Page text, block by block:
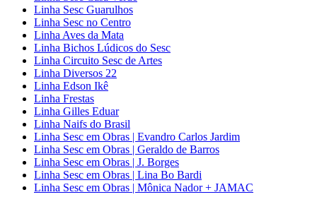
Linha Sesc Guarulhos
Linha Sesc no Centro
Linha Aves da Mata
Linha Bichos Lúdicos do Sesc
Linha Circuito Sesc de Artes
Linha Diversos 22
Linha Edson Ikê
Linha Frestas
Linha Gilles Eduar
Linha Naifs do Brasil
Linha Sesc em Obras | Evandro Carlos Jardim
Linha Sesc em Obras | Geraldo de Barros
Linha Sesc em Obras | J. Borges
Linha Sesc em Obras | Lina Bo Bardi
Linha Sesc em Obras | Mônica Nador + JAMAC